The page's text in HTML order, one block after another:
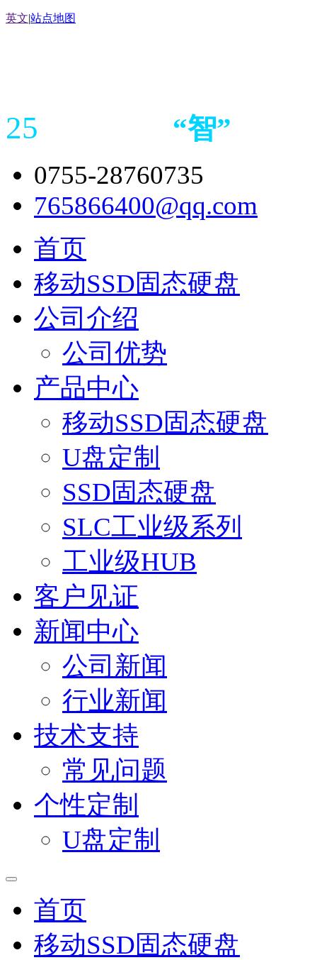
英文|站点地图
25 “智”
0755-28760735
765866400@qq.com
首页
移动SSD固态硬盘
公司介绍
公司优势
产品中心
移动SSD固态硬盘
U盘定制
SSD固态硬盘
SLC工业级系列
工业级HUB
客户见证
新闻中心
公司新闻
行业新闻
技术支持
常见问题
个性定制
U盘定制
首页
移动SSD固态硬盘